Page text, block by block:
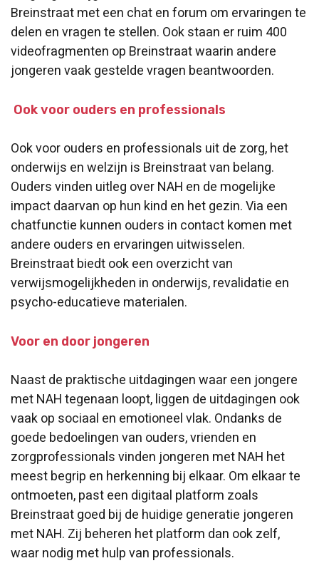
Breinstraat met een chat en forum om ervaringen te
delen en vragen te stellen. Ook staan er ruim 400
videofragmenten op Breinstraat waarin andere
jongeren vaak gestelde vragen beantwoorden.
Ook voor ouders en professionals
Ook voor ouders en professionals uit de zorg, het
onderwijs en welzijn is Breinstraat van belang.
Ouders vinden uitleg over NAH en de mogelijke
impact daarvan op hun kind en het gezin. Via een
chatfunctie kunnen ouders in contact komen met
andere ouders en ervaringen uitwisselen.
Breinstraat biedt ook een overzicht van
verwijsmogelijkheden in onderwijs, revalidatie en
psycho-educatieve materialen.
Voor en door jongeren
Naast de praktische uitdagingen waar een jongere
met NAH tegenaan loopt, liggen de uitdagingen ook
vaak op sociaal en emotioneel vlak. Ondanks de
goede bedoelingen van ouders, vrienden en
zorgprofessionals vinden jongeren met NAH het
meest begrip en herkenning bij elkaar. Om elkaar te
ontmoeten, past een digitaal platform zoals
Breinstraat goed bij de huidige generatie jongeren
met NAH. Zij beheren het platform dan ook zelf,
waar nodig met hulp van professionals.